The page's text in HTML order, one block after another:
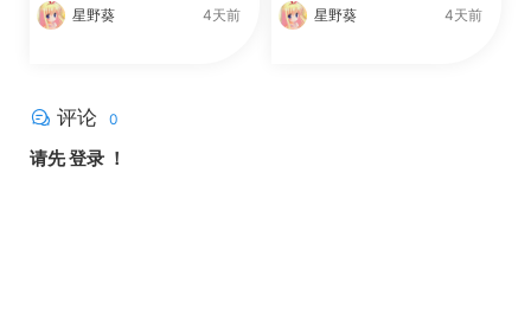
星野葵 4天前 星野葵 4天前
评论 0
请先登录 ！